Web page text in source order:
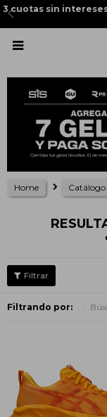
3 cuotas sin

Home Catálogo
Filtrando por: